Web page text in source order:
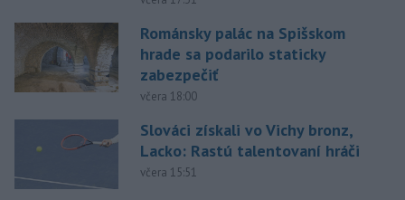
Románsky palác na Spišskom
hrade sa podarilo staticky
zabezpečiť
včera 18:00
Slováci získali vo Vichy bronz,
Lacko: Rastú talentovaní hráči
včera 15:51